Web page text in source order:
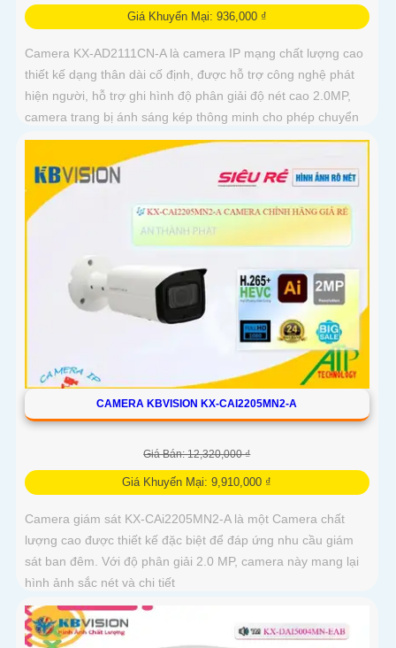
Giá Khuyến Mại: 936,000 ₫
Camera KX-AD2111CN-A là camera IP mạng chất lượng cao
thiết kế dạng thân dài cố định, được hỗ trợ công nghệ phát
hiện người, hỗ trợ ghi hình độ phân giải độ nét cao 2.0MP,
camera trang bị ánh sáng kép thông minh cho phép chuyển
đổi linh hoạt giữa chế độ hồng ngoại và led trợ sáng ban
đêm, giúp giám sát bảo vệ an ninh ban đêm một cách linh
hoạt
CAMERA KBVISION KX-CAI2205MN2-A
Giá Bán: 12,320,000 ₫
Giá Khuyến Mại: 9,910,000 ₫
Camera giám sát KX-CAi2205MN2-A là một Camera chất
lượng cao được thiết kế đặc biệt để đáp ứng nhu cầu giám
sát ban đêm. Với độ phân giải 2.0 MP, camera này mang lại
hình ảnh sắc nét và chi tiết